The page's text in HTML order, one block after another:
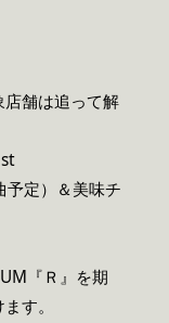
店舗は追って解
定）＆美味チ
『Ｒ』を期
す。